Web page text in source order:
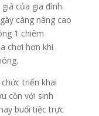
của gia đình.
càng nâng cao
1 chiêm
chơi hơn khi
triển khai
cồn với sinh
buổi tiệc trực